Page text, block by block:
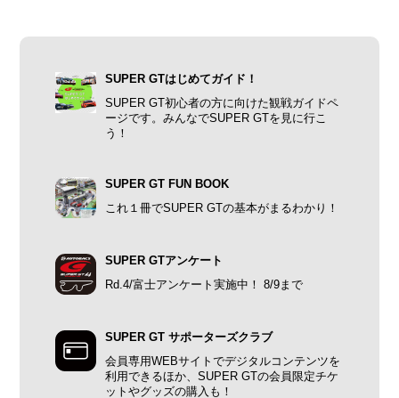
SUPER GTはじめてガイド！
SUPER GT初心者の方に向けた観戦ガイドペ
ージです。みんなでSUPER GTを見に行こ
う！
SUPER GT FUN BOOK
これ１冊でSUPER GTの基本がまるわかり！
SUPER GTアンケート
Rd.4/富士アンケート実施中！ 8/9まで
SUPER GT サポーターズクラブ
会員専用WEBサイトでデジタルコンテンツを
利用できるほか、SUPER GTの会員限定チケ
ットやグッズの購入も！